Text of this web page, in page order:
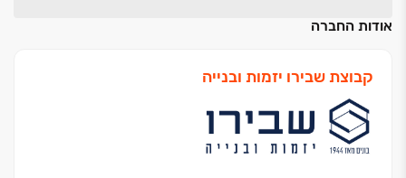
אודות החברה
קבוצת שבירו יזמות ובנייה